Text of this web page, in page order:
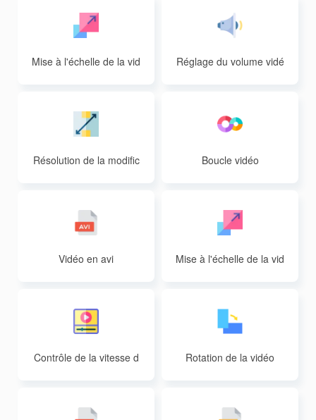
Mise à l'échelle de la vid
Réglage du volume vidé
Résolution de la modific
Boucle vidéo
Vidéo en avi
Mise à l'échelle de la vid
Contrôle de la vitesse d
Rotation de la vidéo